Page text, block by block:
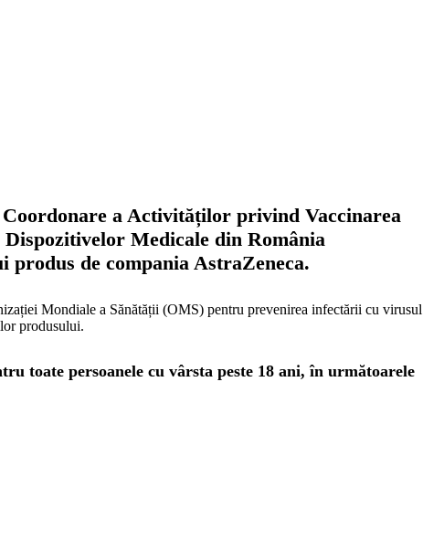
a Activităților privind Vaccinarea
Medicale din România
de compania AstraZeneca.
Mondiale a Sănătății (OMS) pentru prevenirea infectării cu virusul
produsului.
toate persoanele cu vârsta peste 18 ani, în următoarele